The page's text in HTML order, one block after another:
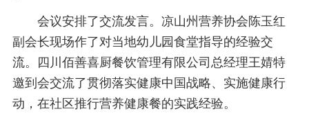
会议安排了交流发言。凉山州营养协会陈玉红
副会长现场作了对当地幼儿园食堂指导的经验交
流。四川佰善喜厨餐饮管理有限公司总经理王婧特
邀到会交流了贯彻落实健康中国战略、实施健康行
动，在社区推行营养健康餐的实践经验。